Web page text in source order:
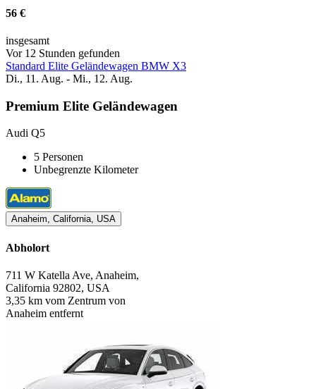
56 €
insgesamt
Vor 12 Stunden gefunden
Standard Elite Geländewagen BMW X3
Di., 11. Aug. - Mi., 12. Aug.
Premium Elite Geländewagen
Audi Q5
5 Personen
Unbegrenzte Kilometer
Anaheim, California, USA
Abholort
711 W Katella Ave, Anaheim,
California 92802, USA
3,35 km vom Zentrum von
Anaheim entfernt